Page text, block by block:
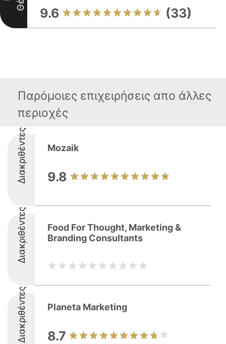
9.6 (33)
Παρόμοιες επιχειρήσεις απο άλλες
περιοχές
Διακριθέντες Mozaik
9.8
Διακριθέντες
Food For Thought, Marketing &
Branding Consultants
Διακριθέντες Planeta Marketing
8.7